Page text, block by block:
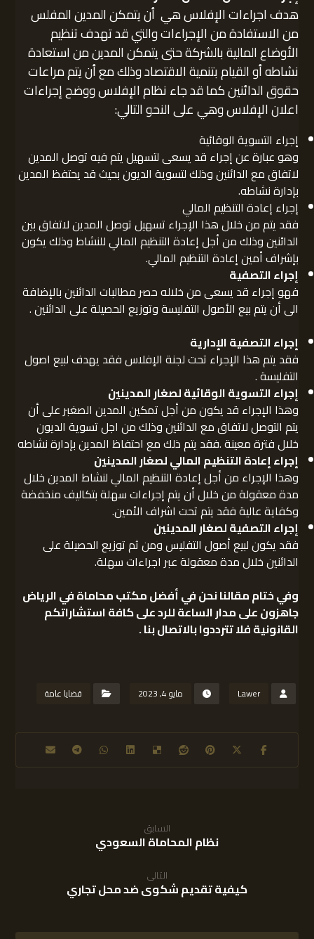
هدف اجراءات الإفلاس هي أن يتمكن المدين المفلس
من الاستفادة من الإجراءات والتي قد تهدف تنظيم
الأوضاع المالية بالشركة حتى يتمكن المدين من استعادة
نشاطه أو القيام بتنمية الاقتصاد وذلك مع أن يتم مراعات
حقوق الدائنين كما قد جاء نظام الإفلاس ووضح إجراءات
اعلان الإفلاس وهي على النحو التالي:
إجراء التسوية الوقائية
وهو عبارة عن إجراء قد يسعى لتسهيل يتم فيه توصل المدين
لاتفاق مع الدائنين وذلك لتسوية الديون بحيث قد يحتفظ المدين
بإدارة نشاطه.
إجراء إعادة التنظيم المالي
فقد يتم من خلال هذا الإجراء تسهيل توصل المدين لاتفاق بين
الدائنين وذلك من أجل إعادة التنظيم المالي للنشاط وذلك يكون
بإشراف أمين إعادة التنظيم المالي.
إجراء التصفية
فهو إجراء قد يسعى من خلاله حصر مطالبات الدائنين بالإضافة
الى أن يتم بيع الأصول التفليسة وتوزيع الحصيلة على الدائنين .
إجراء التصفية الإدارية
فقد يتم هذا الإجراء تحت لجنة الإفلاس فقد يهدف لبيع اصول
التفليسة .
إجراء التسوية الوقائية لصغار المدينين
وهذا الإجراء قد يكون من أجل تمكين المدين الصغبر على أن
يتم التوصل لاتفاق مع الدائنين وذلك من اجل تسوية الديون
خلال فترة معينة .فقد يتم ذلك مع احتفاظ المدين بإدارة نشاطه
إجراء إعادة التنظيم المالي لصغار المدينين
وهذا الإجراء من أجل إعادة التنظيم المالي لنشاط المدين خلال
مدة معقولة من خلال أن يتم إجراءات سهلة بتكاليف منخفضة
وكفاية عالية فقد يتم تحت اشراف الأمين.
إجراء التصفية لصغار المدينين
فقد يكون لبيع أصول التفليس ومن ثم توزيع الحصيلة على
الدائنين خلال مدة معقولة عبر اجراءات سهلة.
وفي ختام مقالنا نحن فيأفضل مكتب محاماة في الرياض
جاهزون على مدار الساعة للرد على كافة استشاراتكم
القانونية فلا تترددوا بالاتصال بنا .
Lawer مايو 4, 2023 قضايا عامة
السابق
نظام المحاماة السعودي
التالى
كيفية تقديم شكوى ضد محل تجاري